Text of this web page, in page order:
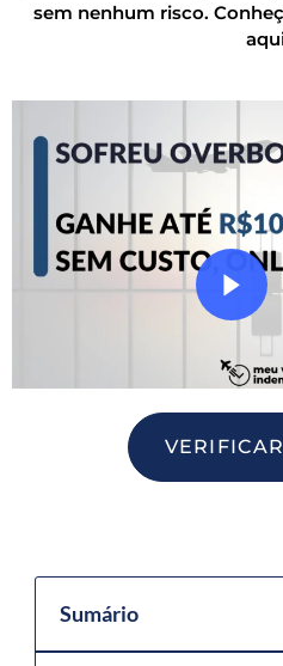
sem nenhum risco.
Sumário